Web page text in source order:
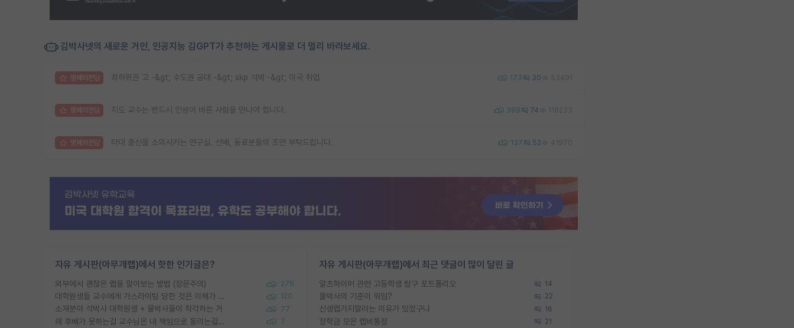
김박사넷의 새로운 거인, 인공지능 김GPT가 추천하는 게시물로 더 멀리 바라보세요.
명예의전당 최하위권 고 -&gt; 수도권 공대 -&gt; skp 석박 -&gt; 미국 취업 173 30 53491
명예의전당 지도 교수는 반드시 인성이 바른 사람을 만나야 합니다. 399 74 118233
명예의전당 타대 출신을 소외시키는 연구실. 선배, 동료분들의 조언 부탁드립니다. 137 52 41970
자유 게시판(아무개랩)에서 핫한 인기글은?
외부에서 괜찮은 랩을 알아보는 방법 (장문주의) 276
대학원생들 교수에게 가스라이팅 당한 것은 이해가 갑니다. 안타깝네요. 120
소재분야 석박사 대학원생 + 물박사들이 착각하는 거 77
왜 후배가 못하는걸 교수님은 내 책임으로 돌리는걸까요? 7
자유 게시판(아무개랩)에서 최근 댓글이 많이 달린 글
알츠하이머 관련 고등학생 탐구 포트폴리오 14
물박사의 기준이 뭐임? 22
신생랩가지말라는 이유가 있었구나 16
장학금 모은 랩비통장 21